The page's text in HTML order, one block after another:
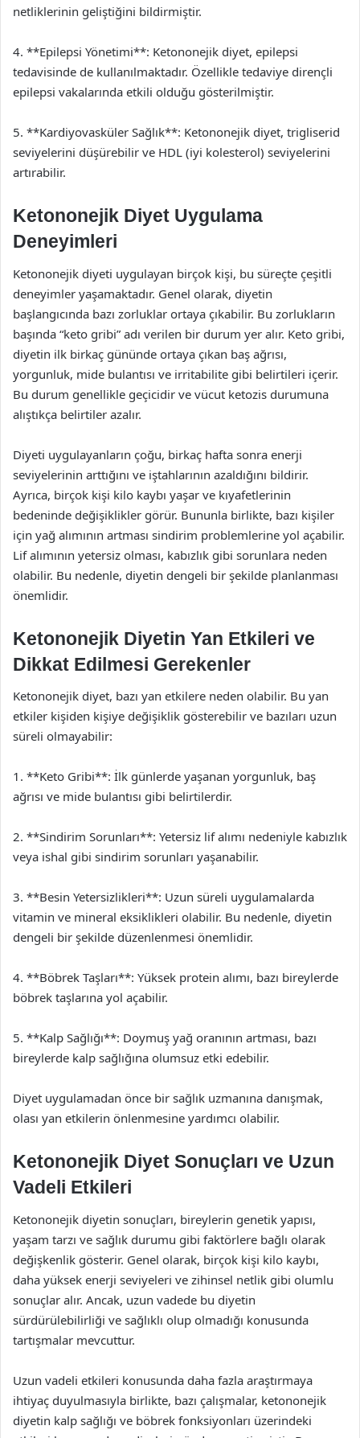
netliklerinin geliştiğini bildirmiştir.
4. **Epilepsi Yönetimi**: Ketononejik diyet, epilepsi
tedavisinde de kullanılmaktadır. Özellikle tedaviye dirençli
epilepsi vakalarında etkili olduğu gösterilmiştir.
5. **Kardiyovasküler Sağlık**: Ketononejik diyet, trigliserid
seviyelerini düşürebilir ve HDL (iyi kolesterol) seviyelerini
artırabilir.
Ketononejik Diyet Uygulama
Deneyimleri
Ketononejik diyeti uygulayan birçok kişi, bu süreçte çeşitli
deneyimler yaşamaktadır. Genel olarak, diyetin
başlangıcında bazı zorluklar ortaya çıkabilir. Bu zorlukların
başında “keto gribi” adı verilen bir durum yer alır. Keto gribi,
diyetin ilk birkaç gününde ortaya çıkan baş ağrısı,
yorgunluk, mide bulantısı ve irritabilite gibi belirtileri içerir.
Bu durum genellikle geçicidir ve vücut ketozis durumuna
alıştıkça belirtiler azalır.
Diyeti uygulayanların çoğu, birkaç hafta sonra enerji
seviyelerinin arttığını ve iştahlarının azaldığını bildirir.
Ayrıca, birçok kişi kilo kaybı yaşar ve kıyafetlerinin
bedeninde değişiklikler görür. Bununla birlikte, bazı kişiler
için yağ alımının artması sindirim problemlerine yol açabilir.
Lif alımının yetersiz olması, kabızlık gibi sorunlara neden
olabilir. Bu nedenle, diyetin dengeli bir şekilde planlanması
önemlidir.
Ketononejik Diyetin Yan Etkileri ve
Dikkat Edilmesi Gerekenler
Ketononejik diyet, bazı yan etkilere neden olabilir. Bu yan
etkiler kişiden kişiye değişiklik gösterebilir ve bazıları uzun
süreli olmayabilir:
1. **Keto Gribi**: İlk günlerde yaşanan yorgunluk, baş
ağrısı ve mide bulantısı gibi belirtilerdir.
2. **Sindirim Sorunları**: Yetersiz lif alımı nedeniyle kabızlık
veya ishal gibi sindirim sorunları yaşanabilir.
3. **Besin Yetersizlikleri**: Uzun süreli uygulamalarda
vitamin ve mineral eksiklikleri olabilir. Bu nedenle, diyetin
dengeli bir şekilde düzenlenmesi önemlidir.
4. **Böbrek Taşları**: Yüksek protein alımı, bazı bireylerde
böbrek taşlarına yol açabilir.
5. **Kalp Sağlığı**: Doymuş yağ oranının artması, bazı
bireylerde kalp sağlığına olumsuz etki edebilir.
Diyet uygulamadan önce bir sağlık uzmanına danışmak,
olası yan etkilerin önlenmesine yardımcı olabilir.
Ketononejik Diyet Sonuçları ve Uzun
Vadeli Etkileri
Ketononejik diyetin sonuçları, bireylerin genetik yapısı,
yaşam tarzı ve sağlık durumu gibi faktörlere bağlı olarak
değişkenlik gösterir. Genel olarak, birçok kişi kilo kaybı,
daha yüksek enerji seviyeleri ve zihinsel netlik gibi olumlu
sonuçlar alır. Ancak, uzun vadede bu diyetin
sürdürülebilirliği ve sağlıklı olup olmadığı konusunda
tartışmalar mevcuttur.
Uzun vadeli etkileri konusunda daha fazla araştırmaya
ihtiyaç duyulmasıyla birlikte, bazı çalışmalar, ketononejik
diyetin kalp sağlığı ve böbrek fonksiyonları üzerindeki